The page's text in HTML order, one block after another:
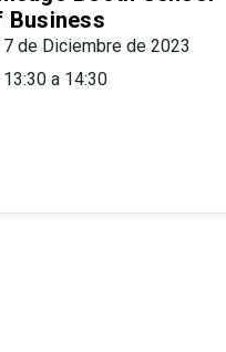
Business
7 de Diciembre de 2023
13:30 a 14:30